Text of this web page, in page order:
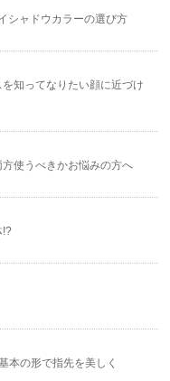
シャドウカラーの選び方
知ってなりたい顔に近づけ
方使うべきかお悩みの方へ
!?
本の形で指先を美しく